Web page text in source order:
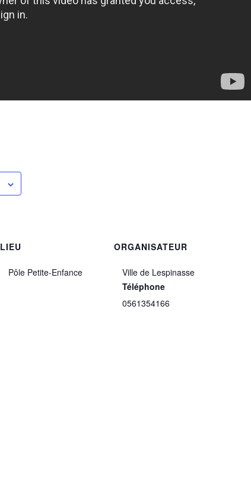
LIEU
Pôle Petite-Enfance
ORGANISATEUR
Ville de Lespinasse
Téléphone
0561354166